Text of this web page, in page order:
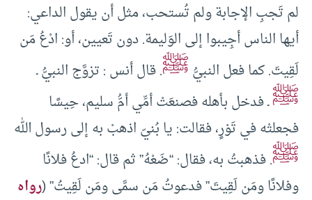
لم تَجبِ الإجابة ولم تُستحب، مثل أن يقول الداعي:
أيها الناس أجِيبوا إلى الوَليمة. دون تَعيين، أو: ادْعُ مَن
لَقِيتَ. كما فعل النبيُّﷺ. قال أنس : تزوَّج النبيُّ ـ
ﷺـ فدخل بأهله فصنعَتْ أمِّي أمُّ سليم، حِيسًا
فجعلتْه في تَوْرٍ، فقالت: يا بُنيّ اذهبْ به إلى رسول الله
ﷺ. فذهبتُ به، فقال: “ضَعْهُ” ثم قال: “ادعُ فلانًا
وفلانًا ومَن لَقِيتَ” فدعوتُ مَن سمَّى ومَن لَقِيتُ” (رواه